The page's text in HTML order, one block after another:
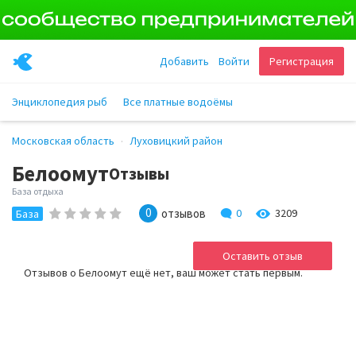
Регистрация
Войти
Добавить
Энциклопедия рыб Все платные водоёмы
Московская область Луховицкий район
БелоомутОтзывы
База отдыха
База 0 отзывов 0 3209
Отзывов о Белоомут ещё нет, ваш может стать первым.
Оставить отзыв